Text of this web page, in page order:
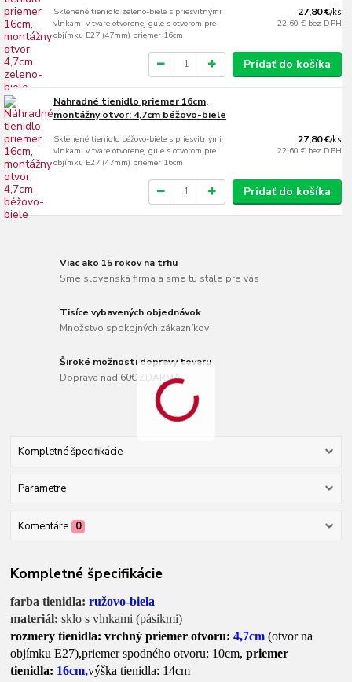
Sklenené tienidlo zeleno-biele s priesvitnými
vlnkami v tvare otvorenej gule s otvorom pre
objímku E27 (47mm) priemer 16cm
27,80 €/ks
22,60 € bez DPH
Pridať do košíka
Náhradné tienidlo priemer 16cm,
montážny otvor: 4,7cm béžovo-biele
Sklenené tienidlo béžovo-biele s priesvitnými
vlnkami v tvare otvorenej gule s otvorom pre
objímku E27 (47mm) priemer 16cm
27,80 €/ks
22,60 € bez DPH
Pridať do košíka
Viac ako 15 rokov na trhu
Sme slovenská firma a sme tu stále pre vás
Tisíce vybavených objednávok
Množstvo spokojných zákazníkov
Široké možnosti dopravy tovaru
Doprava nad 60€ ZDARMA
Kompletné špecifikácie
Parametre
Komentáre 0
Kompletné špecifikácie
farba tienidla:ružovo-biela
materiál: sklo s vlnkami (pásikmi)
rozmery tienidla: vrchný priemer otvoru: 4,7cm(otvor na
objímku E27),priemer spodného otvoru: 10cm, priemer
tienidla: 16cm,výška tienidla: 14cm